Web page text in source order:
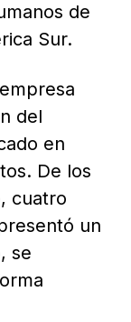
de
Sur.
del
en
De los
cuatro
un
se